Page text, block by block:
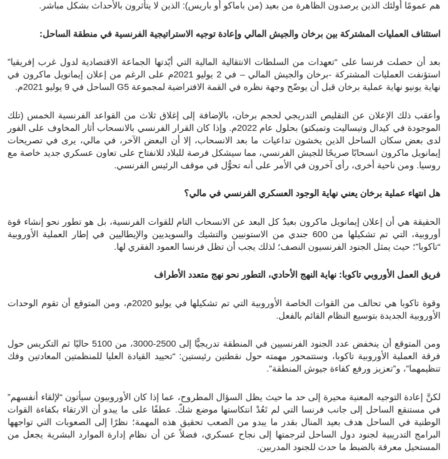
هم عمومًا أولئك الذين يرصدون الظاهرة من بعيد (من باماكو أو باريس): الذين لا يتأثرون بالأحداث بشكل مباشر.
استئناف العمليات المشتركة بين برخان والجيش المالي وإعادة توجيه الاستراتيجية الفرنسية في منطقة الساحل:
بعد أن حصلت فرنسا على “تعهدات من السلطات الانتقالية المالية التي أيّدتها الجماعة الاقتصادية لدول غرب إفريقيا”
استؤنفت العمليات المشتركة -برخان والجيش المالي – في 2 يوليو 2021م على الرغم من إعلان إيمانويل ماكرون في
نهاية يونيو نهاية عملية برخان قبل أن يوضّح وجهة نظره في القمة الافتراضية لمجموعة G5 الساحل في 9 يوليو 2021م.
وأعقب ذلك الإعلان عن التقليص التدريجي لحجم برخان، بالإضافة إلى إغلاق ثلاث من القواعد الفرنسية الخمس (تلك
الموجودة في كيدال وتيساليت وتمبكتو) بحلول عام 2022م. وإذا كان القرار الفرنسي بالانسحاب أثار المخاوف على الفور
لدى بعض سكان الساحل الذين يخشون تداعيات ما بعد الانسحاب، إلا أن البعض الآخر، في مالي، يرى في تصريحات
إيمانويل ماكرون انسحابًا صريحًا للجيش الفرنسي، مما سيشكل فرصة للبلاد للانفتاح على تعاون عسكري جديد خاصة مع
روسيا. ومن ناحية أخرى، رأى آخرون في الأمر على أنه تحوُّل في موقف الرئيس الفرنسي.
هل انتهاء عملية برخان يعني نهاية الوجود العسكري الفرنسي في مالي؟
الحقيقة هي أن إعلان إيمانويل ماكرون بعيدٌ كل البعد عن الانسحاب التام للقوات الفرنسية، بل هو تطور نحو إنشاء قوة
أوروبية، التي تم تشكيلها من 600 جندي من الاستونيين والتشيك والسويديين والإيطاليين في إطار العملية الأوروبية
“تاكوبا”؛ حيث يمثل الجنود الفرنسيون النصف؛ لذلك يجب أن تظل فرنسا العمود الفقري لها.
فريق العمل الأوروبي تاكوبا: نهاية النهج الأحادي، التطور نحو نهج متعدد الأطراف
وقوة تاكوبا هي تحالف من القوات الخاصة الأوروبية التي تم تشكيلها في يوليو 2020م، ومن المتوقع أن تقوم الوحدات
الأوروبية الجديدة بتوسيع النظام القائم بالفعل.
ومن المتوقع أن ينخفض ​​عدد الجنود الفرنسيين في المنطقة تدريجيًّا إلى 2500-3000، من 5100 حاليًا ثم التكريس حول
فرقة العملية الأوروبية تاكوبا، وستتمحور مهمته حول نقطتين رئيستين: “تحييد القيادة العليا للمنظمتين المعادتين وفك
تنظيمهما”، و”تعزيز ورفع كفاءة جيوش المنطقة”.
لكنَّ إعادة التوجيه المعنية محيرة إلى حد ما حيث يظل السؤال المطروح، عما إذا كان الأوروبيون سيأتون “لإلقاء أنفسهم”
في مستنقع الساحل إلى جانب فرنسا التي لم تَعُدْ انتكاستها موضع شكّ. عطفًا على ما يبدو أن الارتقاء بكفاءة القوات
الوطنية في الساحل هدف بعيد المنال بقدر ما يبدو من الصعب تحقيق هذه المهمة؛ نظرًا إلى الصعوبات التي تواجهها
البرامج التدريبية لجنود دول الساحل لترجمتها إلى نجاح عسكري، فضلاً عن أن نظام إدارة الموارد البشرية يجعل من
المستحيل معرفة بالضبط ما حدث للجنود المدربين.